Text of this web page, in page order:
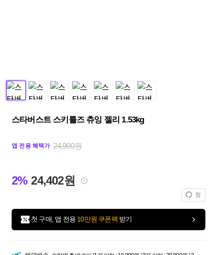
스타버스트 스키틀즈 츄잉 젤리 1.53kg
앱 전용 혜택가 24,900원
2% 24,402원
찜
첫 구매, 앱 전용 10만원 쿠폰팩 받기